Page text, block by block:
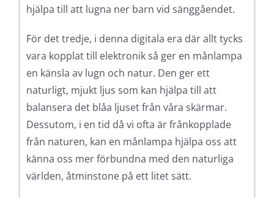
hjälpa till att lugna ner barn vid sänggåendet.
För det tredje, i denna digitala era där allt tycks
vara kopplat till elektronik så ger en månlampa
en känsla av lugn och natur. Den ger ett
naturligt, mjukt ljus som kan hjälpa till att
balansera det blåa ljuset från våra skärmar.
Dessutom, i en tid då vi ofta är frånkopplade
från naturen, kan en månlampa hjälpa oss att
känna oss mer förbundna med den naturliga
världen, åtminstone på ett litet sätt.